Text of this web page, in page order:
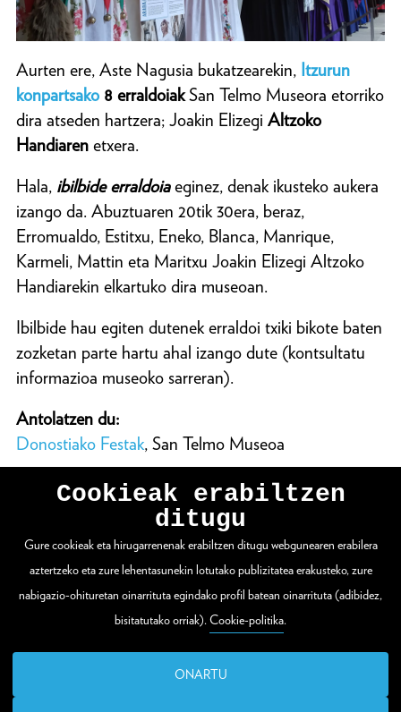
Aurten ere, Aste Nagusia bukatzearekin, Itzurun
konpartsako 8 erraldoiakSan Telmo Museora etorriko
dira atseden hartzera; Joakin Elizegi Altzoko
Handiaren etxera.
Hala, ibilbide erraldoia eginez, denak ikusteko aukera
izango da. Abuztuaren 20tik 30era, beraz,
Erromualdo, Estitxu, Eneko, Blanca, Manrique,
Karmeli, Mattin eta Maritxu Joakin Elizegi Altzoko
Handiarekin elkartuko dira museoan.
Ibilbide hau egiten dutenek erraldoi txiki bikote baten
zozketan parte hartu ahal izango dute (kontsultatu
informazioa museoko sarreran).
Antolatzen du:
Donostiako Festak, San Telmo Museoa
WEBGUNE OSOA IKUSI
20003 Donostia / San Sebastián
Cookieak erabiltzen
ditugu
Gure cookieak eta hirugarrenenak erabiltzen ditugu webgunearen erabilera
aztertzeko eta zure lehentasunekin lotutako publizitatea erakusteko, zure
nabigazio-ohituretan oinarrituta egindako profil batean oinarrituta (adibidez,
bisitatutako orriak).Cookie-politika.
ONARTU